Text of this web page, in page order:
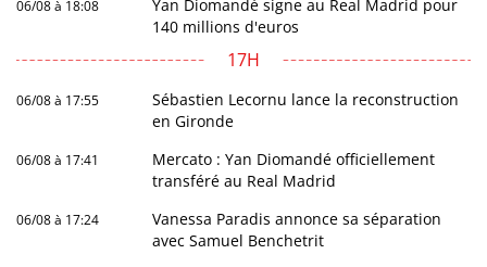
06/08 à 18:08
Yan Diomandé signe au Real Madrid pour
140 millions d'euros
17H
06/08 à 17:55
Sébastien Lecornu lance la reconstruction
en Gironde
06/08 à 17:41
Mercato : Yan Diomandé officiellement
transféré au Real Madrid
06/08 à 17:24
Vanessa Paradis annonce sa séparation
avec Samuel Benchetrit